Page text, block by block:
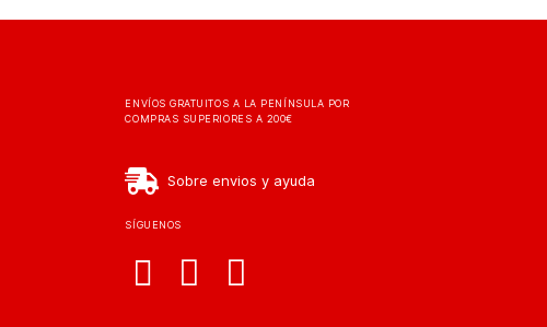
ENVÍOS GRATUITOS A LA PENÍNSULA POR
COMPRAS SUPERIORES A 200€
Sobre envios y ayuda
SÍGUENOS